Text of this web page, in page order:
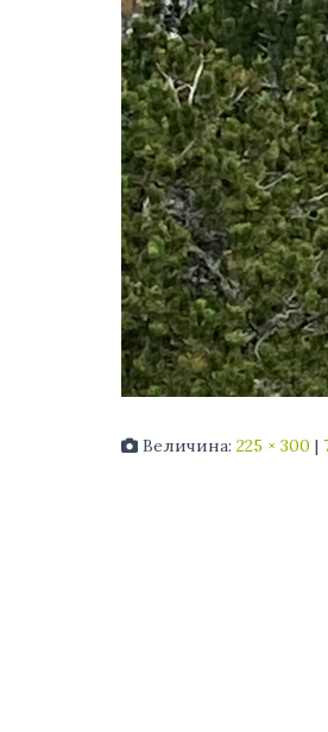
Величина: 225 × 300 |